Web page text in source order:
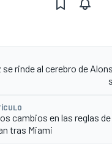
se rinde al cerebro de
cambios en las reglas de
tras Miami